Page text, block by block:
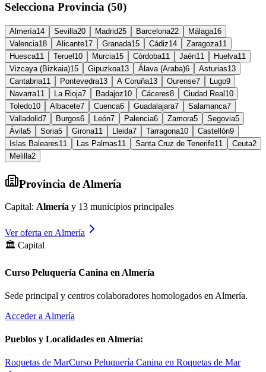
Selecciona Provincia (50)
Almería14 Sevilla20 Madrid25 Barcelona22 Málaga16
Valencia18 Alicante17 Granada15 Cádiz14 Zaragoza11
Huesca11 Teruel 10 Murcia15 Córdoba11 Jaén11 Huelva11
Vizcaya (Bizkaia)15 Gipuzkoa13 Álava (Araba)6 Asturias13
Cantabria11 Pontevedra13 A Coruña13 Ourense7 Lugo9
Navarra11 La Rioja7 Badajoz10 Cáceres8 Ciudad Real 10
Toledo10 Albacete7 Cuenca6 Guadalajara7 Salamanca7
Valladolid7 Burgos6 León7 Palencia6 Zamora5 Segovia5
Ávila5 Soria5 Girona11 Lleida7 Tarragona10 Castellón9
Islas Baleares11 Las Palmas11 Santa Cruz de Tenerife11 Ceuta2
Melilla2
Provincia de Almería
Capital: Almería y 13 municipios principales
Ver oferta en Almería
🏛️ Capital
Curso Peluquería Canina en Almería
Sede principal y centros colaboradores homologados en Almería.
Acceder a Almería
Pueblos y Localidades en Almería:
Roquetas de MarCurso Peluquería Canina en Roquetas de Mar